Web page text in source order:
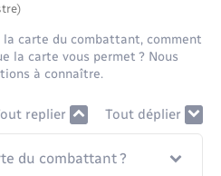
carte du combattant, comment
la carte vous permet ? Nous
à connaître.
replier Tout déplier
du combattant ?